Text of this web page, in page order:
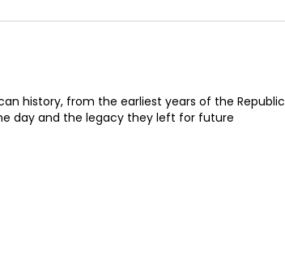
history, from the earliest years of the Republic
day and the legacy they left for future